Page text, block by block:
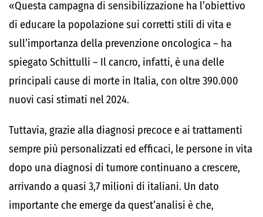
«Questa campagna di sensibilizzazione ha l’obiettivo
di educare la popolazione sui corretti stili di vita e
sull’importanza della prevenzione oncologica – ha
spiegato Schittulli – Il cancro, infatti, è una delle
principali cause di morte in Italia, con oltre 390.000
nuovi casi stimati nel 2024.
Tuttavia, grazie alla diagnosi precoce e ai trattamenti
sempre più personalizzati ed efficaci, le persone in vita
dopo una diagnosi di tumore continuano a crescere,
arrivando a quasi 3,7 milioni di italiani. Un dato
importante che emerge da quest’analisi è che,